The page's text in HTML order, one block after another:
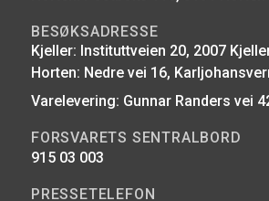
BESØKSADRESSE
Kjeller: Instituttveien 20, 2007
Horten: Nedre vei 16,
Varelevering: Gunnar Randers vei
FORSVARETS SENTRALBORD
915 03 003
PRESSETELEFON